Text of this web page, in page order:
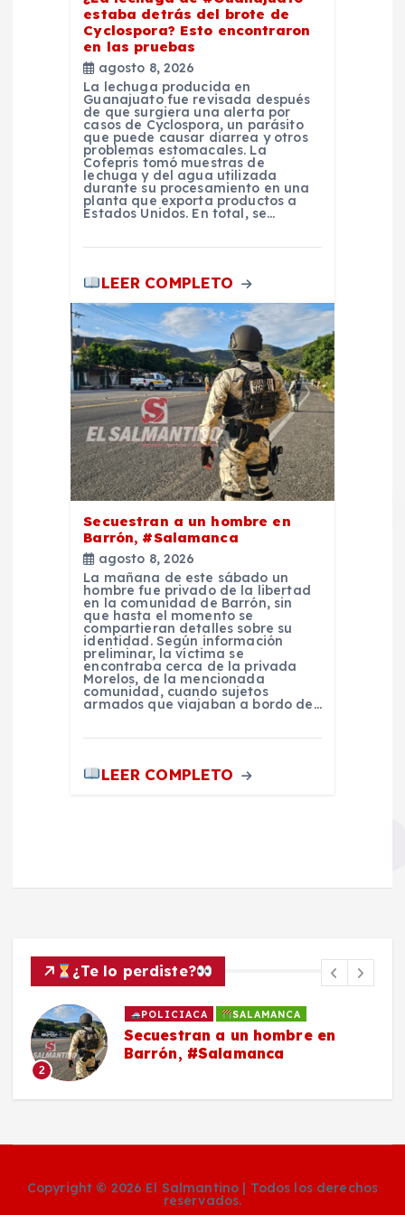
estaba detrás del brote de
Cyclospora? Esto encontraron
en las pruebas
agosto 8, 2026
La lechuga producida en
Guanajuato fue revisada después
de que surgiera una alerta por
casos de Cyclospora, un parásito
que puede causar diarrea y otros
problemas estomacales. La
Cofepris tomó muestras de
lechuga y del agua utilizada
durante su procesamiento en una
planta que exporta productos a
Estados Unidos. En total, se…
LEER COMPLETO
Secuestran a un hombre en
Barrón, #Salamanca
agosto 8, 2026
La mañana de este sábado un
hombre fue privado de la libertad
en la comunidad de Barrón, sin
que hasta el momento se
compartieran detalles sobre su
identidad. Según información
preliminar, la víctima se
encontraba cerca de la privada
Morelos, de la mencionada
comunidad, cuando sujetos
armados que viajaban a bordo de…
LEER COMPLETO
¿Te lo perdiste?
3
POLICIACA SALAMANCA
Roban con violencia vehículo a
una mujer en San José de
Copyright © 2026 El Salmantino | Todos los derechos
reservados.